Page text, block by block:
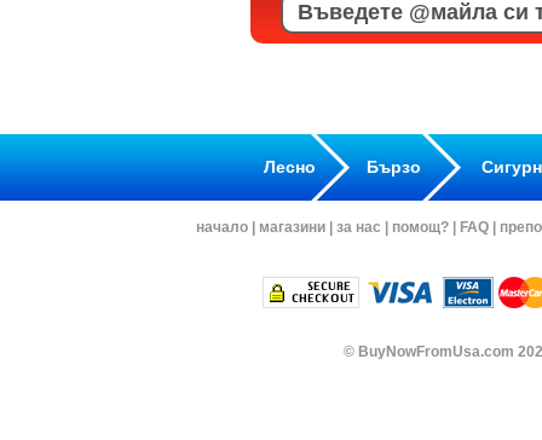
Лесно Бързо
начало магазини за нас помощ? FAQ
© BuyNowFromUsa.com